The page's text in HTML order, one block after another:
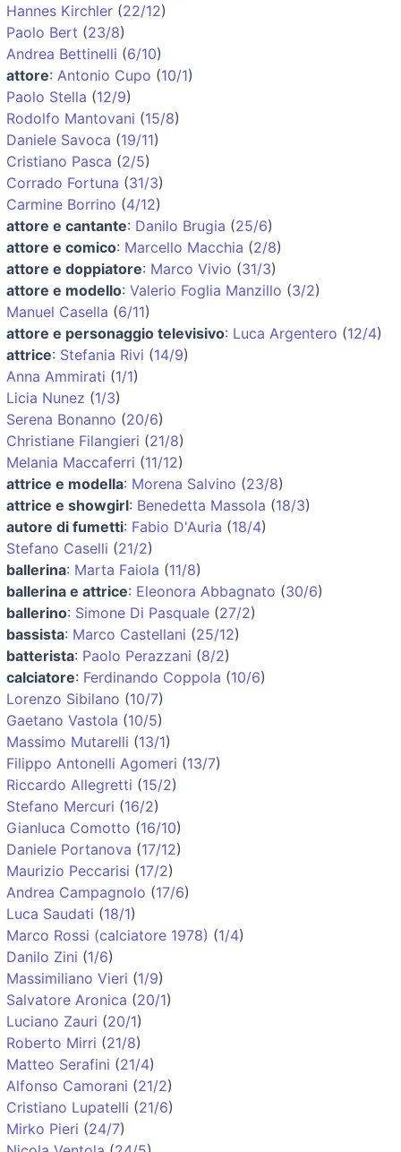
Hannes Kirchler (22/12)
Paolo Bert (23/8)
Andrea Bettinelli (6/10)
attore: Antonio Cupo (10/1)
Paolo Stella (12/9)
Rodolfo Mantovani (15/8)
Daniele Savoca (19/11)
Cristiano Pasca (2/5)
Corrado Fortuna (31/3)
Carmine Borrino (4/12)
attore e cantante: Danilo Brugia (25/6)
attore e comico: Marcello Macchia (2/8)
attore e doppiatore: Marco Vivio (31/3)
attore e modello: Valerio Foglia Manzillo (3/2)
Manuel Casella (6/11)
attore e personaggio televisivo: Luca Argentero (12/4)
attrice: Stefania Rivi (14/9)
Anna Ammirati (1/1)
Licia Nunez (1/3)
Serena Bonanno (20/6)
Christiane Filangieri (21/8)
Melania Maccaferri (11/12)
attrice e modella: Morena Salvino (23/8)
attrice e showgirl: Benedetta Massola (18/3)
autore di fumetti: Fabio D'Auria (18/4)
Stefano Caselli (21/2)
ballerina: Marta Faiola (11/8)
ballerina e attrice: Eleonora Abbagnato (30/6)
ballerino: Simone Di Pasquale (27/2)
bassista: Marco Castellani (25/12)
batterista: Paolo Perazzani (8/2)
calciatore: Ferdinando Coppola (10/6)
Lorenzo Sibilano (10/7)
Gaetano Vastola (10/5)
Massimo Mutarelli (13/1)
Filippo Antonelli Agomeri (13/7)
Riccardo Allegretti (15/2)
Stefano Mercuri (16/2)
Gianluca Comotto (16/10)
Daniele Portanova (17/12)
Maurizio Peccarisi (17/2)
Andrea Campagnolo (17/6)
Luca Saudati (18/1)
Marco Rossi (calciatore 1978) (1/4)
Danilo Zini (1/6)
Massimiliano Vieri (1/9)
Salvatore Aronica (20/1)
Luciano Zauri (20/1)
Roberto Mirri (21/8)
Matteo Serafini (21/4)
Alfonso Camorani (21/2)
Cristiano Lupatelli (21/6)
Mirko Pieri (24/7)